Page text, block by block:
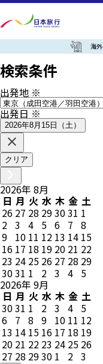
海
検索条件
出発地 ※
出発日※
2026年8月15日（土）
クリア
2026年 8月
日 月 火 水 木 金 土
26 27 28 293031 1
2 3 4 5 6 7 8
9 10 11 12 13 14 15
16 17 18 19 20 21 22
23 24 25 26 27 28 29
3031 1 2 3 4 5
2026年 9月
日 月 火 水 木 金 土
3031 1 2 3 4 5
6 7 8 9 10 11 12
13 14 15 16 17 18 19
20 21 22 23 24 25 26
27 28 2930 1 2 3